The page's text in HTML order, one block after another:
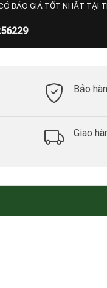
BÁO GIÁ TỐT NHẤT TẠI
Bảo
Giao